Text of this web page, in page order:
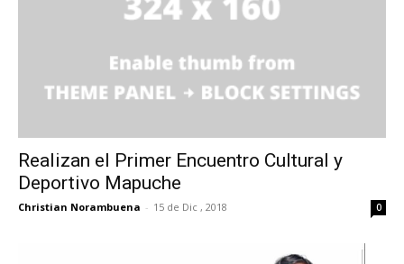
Realizan el Primer Encuentro Cultural y
Deportivo Mapuche
Christian Norambuena - 15 de Dic , 2018 0